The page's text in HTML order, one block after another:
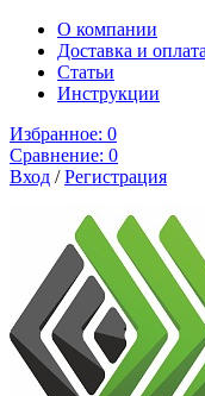
О компании
Доставка и оплата
Cтатьи
Инструкции
Избранное: 0
Сравнение: 0
Вход /Регистрация